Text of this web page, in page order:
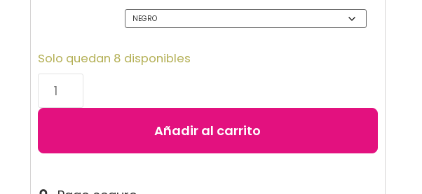
Solo quedan 8 disponibles
Añadir al carrito